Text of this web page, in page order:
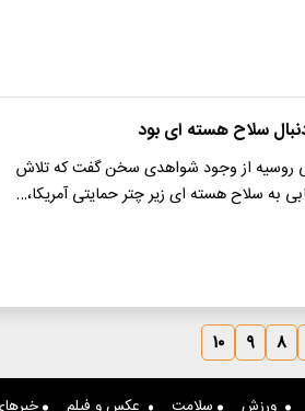
سلاح هسته ای بود
روسیه از وجود شواهدی سخن گفت که تلاش
به سلاح هسته ای زیر چتر حمایتی آمریکا،…
۸ ۹ ۱۰